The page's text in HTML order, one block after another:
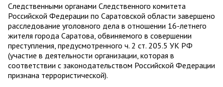
Следственными органами Следственного комитета
Российской Федерации по Саратовской области завершено
расследование уголовного дела в отношении 16-летнего
жителя города Саратова, обвиняемого в совершении
преступления, предусмотренного ч. 2 ст. 205.5 УК РФ
(участие в деятельности организации, которая в
соответствии с законодательством Российской Федерации
признана террористической).